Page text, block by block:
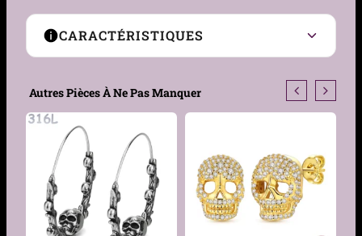
CARACTÉRISTIQUES
Type de boucles
Genre
Motif
Cylindre pavé de zircons
Dimensions motif
Cylindre : 4 mm de
Autres Pièces À Ne Pas Manquer